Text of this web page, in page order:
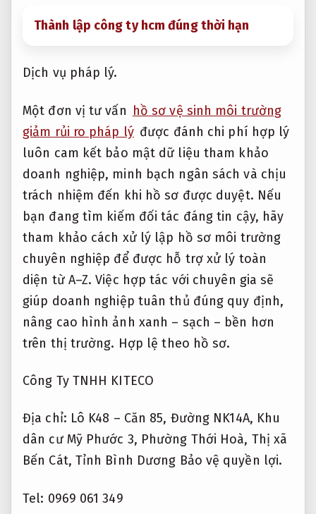
Thành lập công ty hcm đúng thời hạn
Dịch vụ pháp lý.
Một đơn vị tư vấn hồ sơ vệ sinh môi trường
giảm rủi ro pháp lý được đánh chi phí hợp lý
luôn cam kết bảo mật dữ liệu tham khảo
doanh nghiệp, minh bạch ngân sách và chịu
trách nhiệm đến khi hồ sơ được duyệt. Nếu
bạn đang tìm kiếm đối tác đáng tin cậy, hãy
tham khảo cách xử lý lập hồ sơ môi trường
chuyên nghiệp để được hỗ trợ xử lý toàn
diện từ A–Z. Việc hợp tác với chuyên gia sẽ
giúp doanh nghiệp tuân thủ đúng quy định,
nâng cao hình ảnh xanh – sạch – bền hơn
trên thị trường. Hợp lệ theo hồ sơ.
Công Ty TNHH KITECO
Địa chỉ: Lô K48 – Căn 85, Đường NK14A, Khu
dân cư Mỹ Phước 3, Phường Thới Hoà, Thị xã
Bến Cát, Tỉnh Bình Dương Bảo vệ quyền lợi.
Tel: 0969 061 349